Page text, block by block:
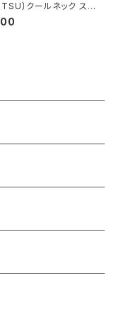
〕クールネック スウ
ラック/ホワイト